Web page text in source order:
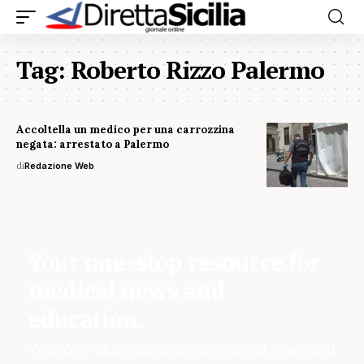
Tag:Roberto Rizzo Palermo
Accoltella un medico per una carrozzina
negata: arrestato a Palermo
diRedazione Web